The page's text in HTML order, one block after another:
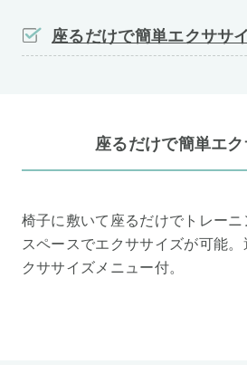
座るだけで簡単エクササ
座るだけで簡単エ
椅子に敷いて座るだけでトレー
スペースでエクササイズが可能
クササイズメニュー付。